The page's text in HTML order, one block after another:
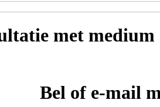
met medium
Bel of e-mail